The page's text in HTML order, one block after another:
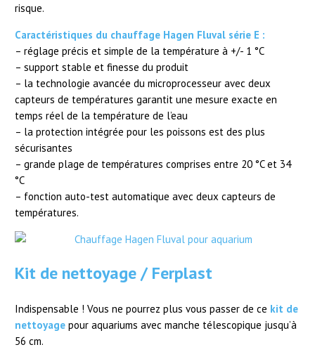
risque.
Caractéristiques du chauffage Hagen Fluval série E :
– réglage précis et simple de la température à +/- 1 °C
– support stable et finesse du produit
– la technologie avancée du microprocesseur avec deux
capteurs de températures garantit une mesure exacte en
temps réel de la température de l’eau
– la protection intégrée pour les poissons est des plus
sécurisantes
– grande plage de températures comprises entre 20 °C et 34
°C
– fonction auto-test automatique avec deux capteurs de
températures.
Kit de nettoyage / Ferplast
Indispensable ! Vous ne pourrez plus vous passer de ce kit de
nettoyage pour aquariums avec manche télescopique jusqu’à
56 cm.